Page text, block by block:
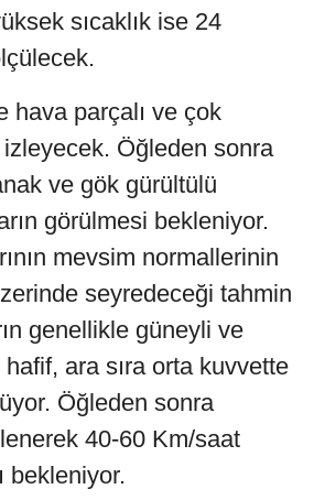
sıcaklık ise 24
hava parçalı ve çok
Öğleden sonra
ve gök gürültülü
görülmesi bekleniyor.
mevsim normallerinin
seyredeceği tahmin
genellikle güneyli ve
hafif, ara sıra orta kuvvette
Öğleden sonra
40-60 Km/saat
bekleniyor.